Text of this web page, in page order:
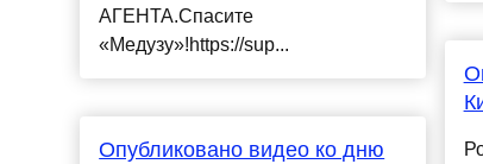
АГЕНТА.Спасите
«Медузу»!https://sup...
Опубликовано видео ко дню